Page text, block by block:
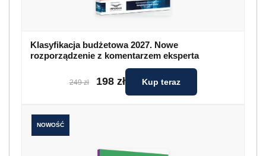
Klasyfikacja budżetowa 2027. Nowe
rozporządzenie z komentarzem eksperta
249 zł 198 zł Kup teraz
NOWOŚĆ